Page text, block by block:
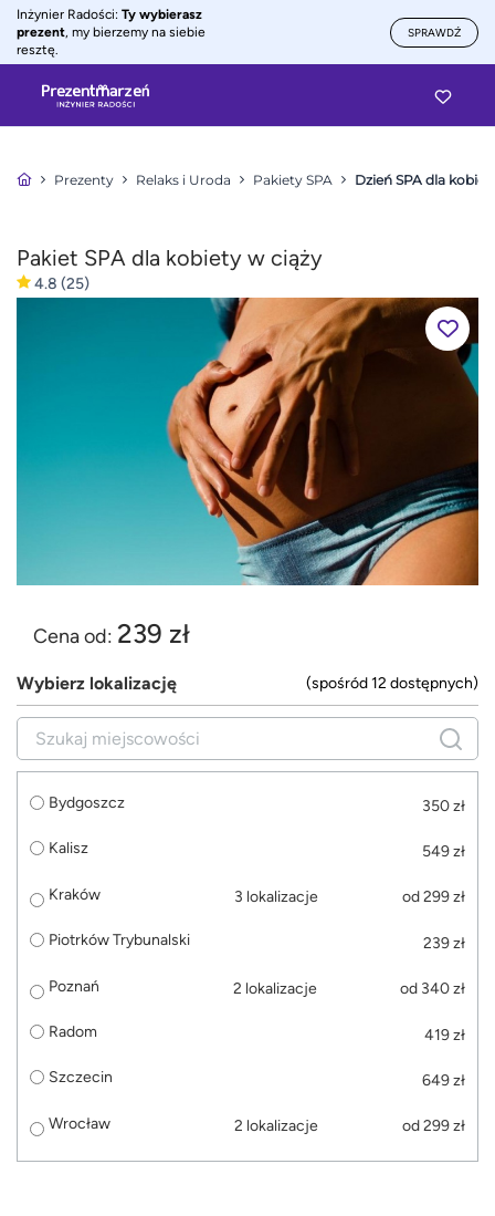
Inżynier Radości: Ty wybierasz
prezent, my bierzemy na siebie
resztę.
SPRAWDŹ
Prezenty Relaks i Uroda Pakiety SPA Dzień SPA dla
Pakiet SPA dla kobiety w ciąży
4.8 (25)
Cena od: 239 zł
Wybierz lokalizację (spośród 12 dostępnych)
Bydgoszcz 350 zł
Kalisz 549 zł
Kraków 3 lokalizacje od 299 zł
Piotrków Trybunalski 239 zł
Poznań 2 lokalizacje od 340 zł
Radom 419 zł
Szczecin 649 zł
Wrocław 2 lokalizacje od 299 zł